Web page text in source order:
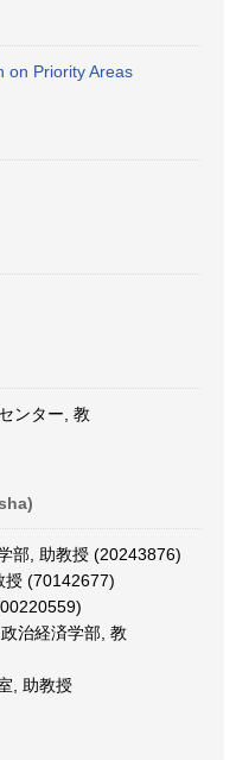
on Priority Areas
ンター, 教
部, 助教授 (20243876)
授 (70142677)
治経済学部, 教
, 助教授